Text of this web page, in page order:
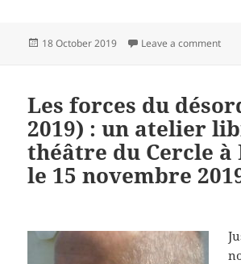
Posted
18 October 2019 Leave a commenton
Les forces du
2019) : un atelier
théâtre du Cercle à
le 15 novembre